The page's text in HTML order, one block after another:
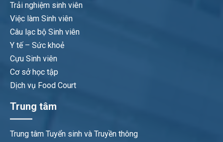
Trải nghiệm sinh viên
Việc làm Sinh viên
Câu lạc bộ Sinh viên
Y tế – Sức khoẻ
Cựu Sinh viên
Cơ sở học tập
Dịch vụ Food Court
Trung tâm
Trung tâm Tuyển sinh và Truyền thông